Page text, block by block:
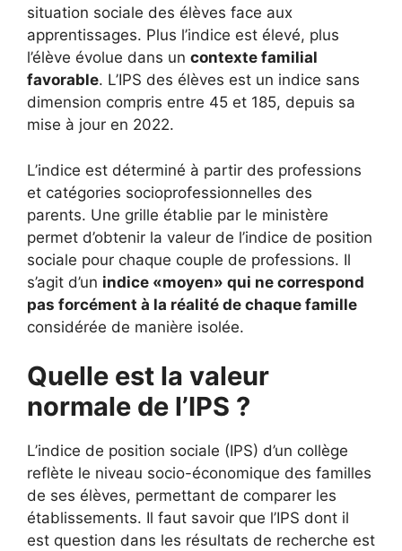
situation sociale des élèves face aux
apprentissages. Plus l’indice est élevé, plus
l’élève évolue dans un contexte familial
favorable. L’IPS des élèves est un indice sans
dimension compris entre 45 et 185, depuis sa
mise à jour en 2022.
L’indice est déterminé à partir des professions
et catégories socioprofessionnelles des
parents. Une grille établie par le ministère
permet d’obtenir la valeur de l’indice de position
sociale pour chaque couple de professions. Il
s’agit d’un indice «moyen» qui ne correspond
pas forcément à la réalité de chaque famille
considérée de manière isolée.
Quelle est la valeur
normale de l’IPS ?
L’indice de position sociale (IPS) d’un collège
reflète le niveau socio-économique des familles
de ses élèves, permettant de comparer les
établissements. Il faut savoir que l’IPS dont il
est question dans les résultats de recherche est